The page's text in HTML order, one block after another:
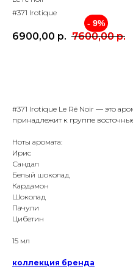
#371 Irotique
6900,00 р.
- 9%
7600,00 р.
#371 Irotique Le Ré Noir — это
принадлежит к группе
Ноты аромата:
Ирис
Сандал
Белый шоколад
Кардамон
Шоколад
Пачули
Цибетин
15 мл
коллекция бренда